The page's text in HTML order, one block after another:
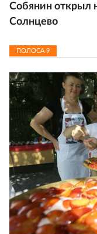
Собянин открыл
Солнцево
ПОЛОСА 9